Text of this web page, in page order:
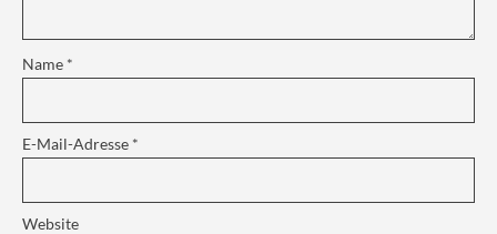
Name *
E-Mail-Adresse *
Website